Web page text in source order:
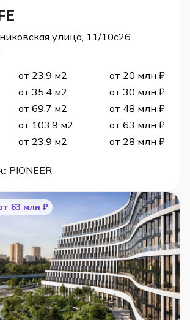
улица, 11/10с26
от 23.9 м2
от 20 млн ₽
от 35.4 м2
от 30 млн ₽
от 69.7 м2
от 48 млн ₽
от 103.9 м2
от 63 млн ₽
от 23.9 м2 от 28 млн ₽
PIONEER
63 млн ₽